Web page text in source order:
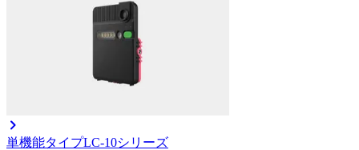
単機能タイプLC-10シリーズ